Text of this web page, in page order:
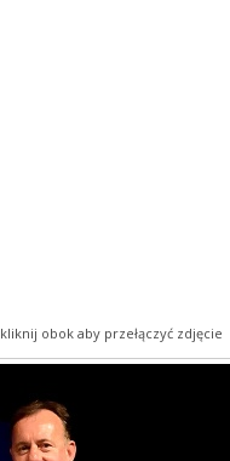
kliknij obok aby przełączyć zdjęcie